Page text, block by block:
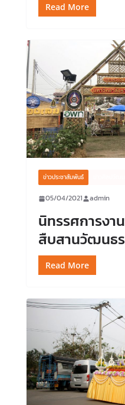
Read More
ข่าวประชาสัมพันธ์
05/04/2021 admin
นิทรรศการงา
สืบสานวัฒนธร
Read More